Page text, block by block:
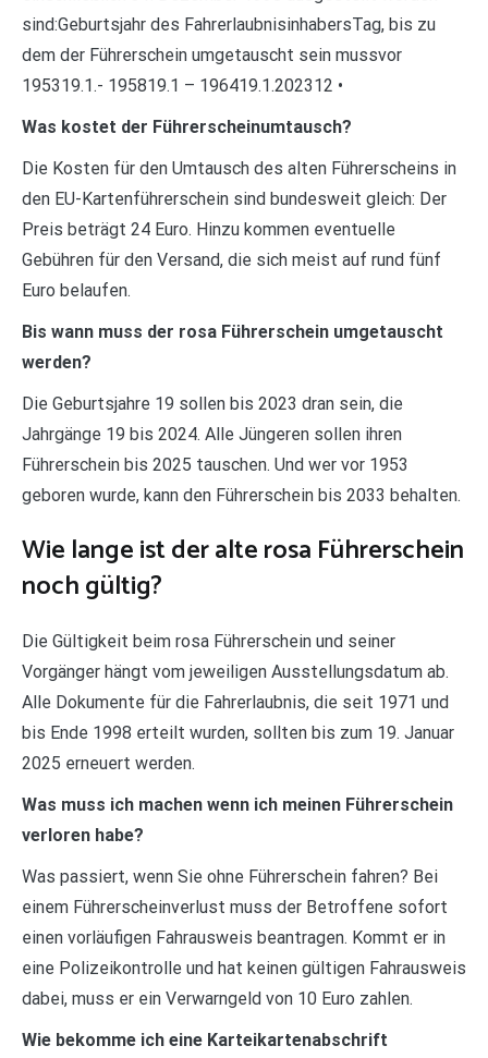
sind:Geburtsjahr des FahrerlaubnisinhabersTag, bis zu
dem der Führerschein umgetauscht sein mussvor
195319.1.- 195819.1 – 196419.1.202312 •
Was kostet der Führerscheinumtausch?
Die Kosten für den Umtausch des alten Führerscheins in
den EU-Kartenführerschein sind bundesweit gleich: Der
Preis beträgt 24 Euro. Hinzu kommen eventuelle
Gebühren für den Versand, die sich meist auf rund fünf
Euro belaufen.
Bis wann muss der rosa Führerschein umgetauscht
werden?
Die Geburtsjahre 19 sollen bis 2023 dran sein, die
Jahrgänge 19 bis 2024. Alle Jüngeren sollen ihren
Führerschein bis 2025 tauschen. Und wer vor 1953
geboren wurde, kann den Führerschein bis 2033 behalten.
Wie lange ist der alte rosa Führerschein
noch gültig?
Die Gültigkeit beim rosa Führerschein und seiner
Vorgänger hängt vom jeweiligen Ausstellungsdatum ab.
Alle Dokumente für die Fahrerlaubnis, die seit 1971 und
bis Ende 1998 erteilt wurden, sollten bis zum 19. Januar
2025 erneuert werden.
Was muss ich machen wenn ich meinen Führerschein
verloren habe?
Was passiert, wenn Sie ohne Führerschein fahren? Bei
einem Führerscheinverlust muss der Betroffene sofort
einen vorläufigen Fahrausweis beantragen. Kommt er in
eine Polizeikontrolle und hat keinen gültigen Fahrausweis
dabei, muss er ein Verwarngeld von 10 Euro zahlen.
Wie bekomme ich eine Karteikartenabschrift